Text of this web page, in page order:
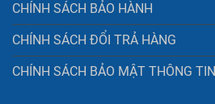
CHÍNH SÁCH BẢO HÀNH
CHÍNH SÁCH ĐỔI TRẢ HÀNG
CHÍNH SÁCH BẢO MẬT THÔNG TIN